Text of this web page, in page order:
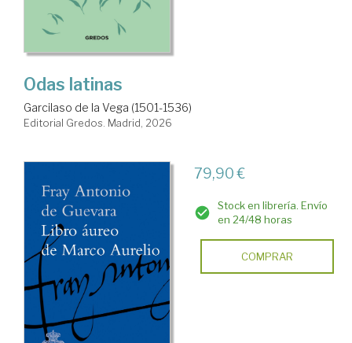
Odas latinas
Garcilaso de la Vega (1501-1536)
Editorial Gredos. Madrid, 2026
79,90 €
Stock en librería. Envío
en 24/48 horas
COMPRAR